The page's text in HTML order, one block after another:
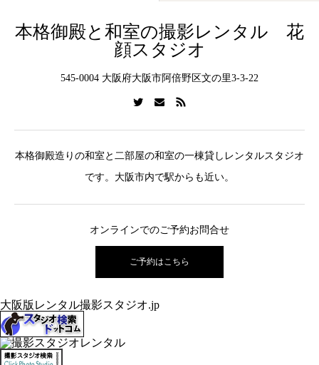
本格御殿と和室の撮影レンタル 花
顔スタジオ
545-0004 大阪府大阪市阿倍野区文の里3-3-22
本格御殿造りの和室と二部屋の和室の一棟貸しレンタルスタジオ
です。大阪市内で駅からも近い。
オンラインでのご予約お問合せ
ご予約はこちら
大阪版レンタル撮影スタジオ.jp